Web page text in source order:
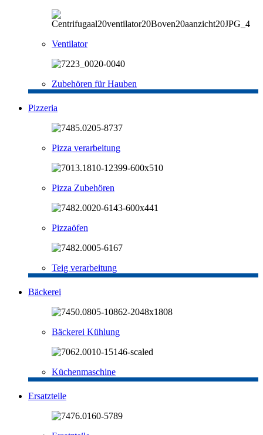
Ventilator
Zubehören für Hauben
Pizzeria
Pizza verarbeitung
Pizza Zubehören
Pizzaöfen
Teig verarbeitung
Bäckerei
Bäckerei Kühlung
Küchenmaschine
Ersatzteile